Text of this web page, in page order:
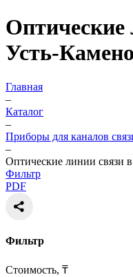
Оптические
Усть-
Главная
–
Каталог
–
Приборы для каналов
–
Оптические линии связи
Фильтр
PDF
Фильтр
Стоимость, ₸